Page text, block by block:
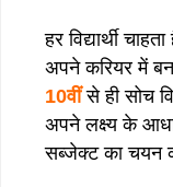
हर विद्यार्थी
अपने करियर में
10वींसे ही सोच
अपने लक्ष्य के
सब्जेक्ट का चयन